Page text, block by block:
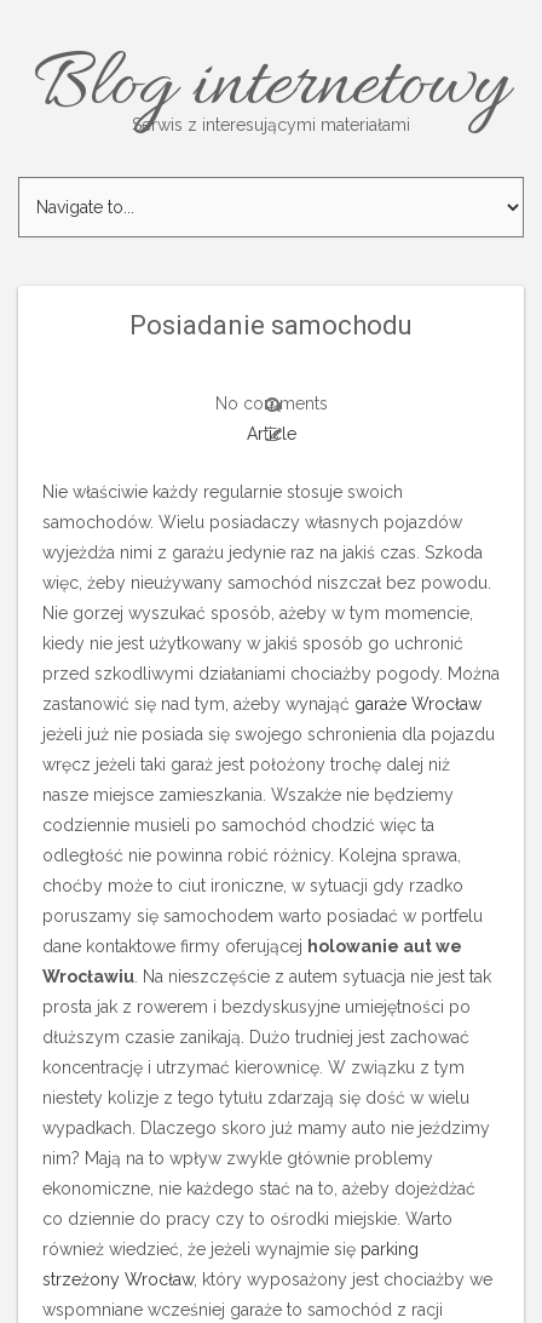
Blog internetowy
Serwis z interesującymi materiałami
Posiadanie samochodu
No comments
Article
Nie właściwie każdy regularnie stosuje swoich
samochodów. Wielu posiadaczy własnych pojazdów
wyjeżdża nimi z garażu jedynie raz na jakiś czas. Szkoda
więc, żeby nieużywany samochód niszczał bez powodu.
Nie gorzej wyszukać sposób, ażeby w tym momencie,
kiedy nie jest użytkowany w jakiś sposób go uchronić
przed szkodliwymi działaniami chociażby pogody. Można
zastanowić się nad tym, ażeby wynająć garaże Wrocław
jeżeli już nie posiada się swojego schronienia dla pojazdu
wręcz jeżeli taki garaż jest położony trochę dalej niż
nasze miejsce zamieszkania. Wszakże nie będziemy
codziennie musieli po samochód chodzić więc ta
odległość nie powinna robić różnicy. Kolejna sprawa,
choćby może to ciut ironiczne, w sytuacji gdy rzadko
poruszamy się samochodem warto posiadać w portfelu
dane kontaktowe firmy oferującej holowanie aut we
Wrocławiu . Na nieszczęście z autem sytuacja nie jest tak
prosta jak z rowerem i bezdyskusyjne umiejętności po
dłuższym czasie zanikają. Dużo trudniej jest zachować
koncentrację i utrzymać kierownicę. W związku z tym
niestety kolizje z tego tytułu zdarzają się dość w wielu
wypadkach. Dlaczego skoro już mamy auto nie jeździmy
nim? Mają na to wpływ zwykle głównie problemy
ekonomiczne, nie każdego stać na to, ażeby dojeżdżać
co dziennie do pracy czy to ośrodki miejskie. Warto
również wiedzieć, że jeżeli wynajmie się parking
strzeżony Wrocław, który wyposażony jest chociażby we
wspomniane wcześniej garaże to samochód z racji